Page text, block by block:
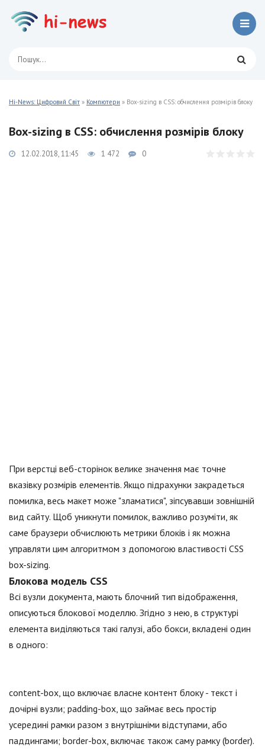
Hi-News: Цифровий Світ » Компютери » Box-sizing в CSS: обчислення розмірів блоку
Box-sizing в CSS: обчислення розмірів блоку
12.02.2018, 11:45 1 472 0
При верстці веб-сторінок велике значення має точне
вказівку розмірів елементів. Якщо підрахунки закрадеться
помилка, весь макет може "зламатися", зіпсувавши зовнішній
вид сайту. Щоб уникнути помилок, важливо розуміти, як
саме браузери обчислюють метрики блоків і як можна
управляти цим алгоритмом з допомогою властивості CSS
box-sizing.
Блокова модель CSS
Всі вузли документа, мають блочний тип відображення,
описуються блокової моделлю. Згідно з нею, в структурі
елемента виділяються такі галузі, або бокси, вкладені один
в одного:
content-box, що включає власне контент блоку - текст і
дочірні вузли; padding-box, що займає весь простір
усередині рамки разом з внутрішніми відступами, або
паддингами; border-box, включає також саму рамку (border).